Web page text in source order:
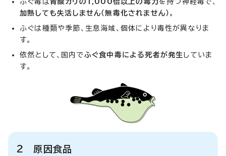
加熱しても失活しません（無毒化されません） 。
ふぐは種類や季節、生息海域、個体により毒性が異なりま
す。
依然として、国内で ふぐ食中毒による死者が発生 していま
す。
2 原因食品